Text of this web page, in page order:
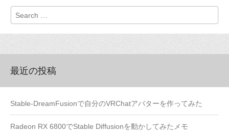
Search
最近の投稿
Stable-DreamFusionで自分のVRChatアバターを作ってみた
Radeon RX 6800でStable Diffusionを動かしてみたメモ